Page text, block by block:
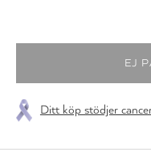
Ditt köp stödjer